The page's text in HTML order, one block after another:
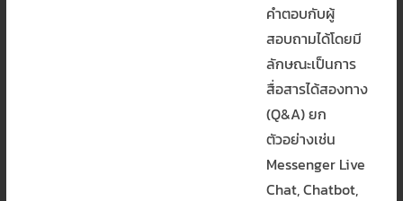
คำตอบกับผู้
สอบถามได้โดยมี
ลักษณะเป็นการ
สื่อสารได้สองทาง
(Q&A) ยก
ตัวอย่างเช่น
Messenger Live
Chat, Chatbot,